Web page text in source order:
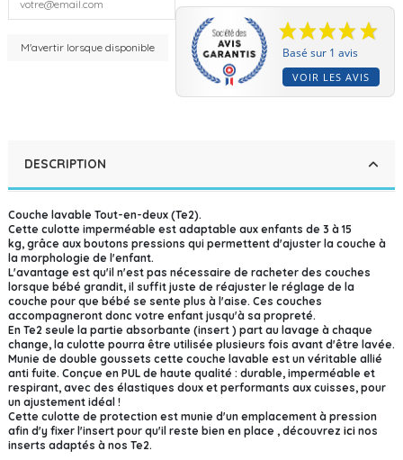
Basé sur 1 avis
VOIR LES AVIS
DESCRIPTION
Couche lavable Tout-en-deux (Te2).
Cette culotte imperméable est adaptable aux enfants de 3 à 15
kg, grâce aux boutons pressions qui permettent d'ajuster la couche à
la morphologie de l'enfant.
L'avantage est qu'il n'est pas nécessaire de racheter des couches
lorsque bébé grandit, il suffit juste de réajuster le réglage de la
couche pour que bébé se sente plus à l'aise. Ces couches
accompagneront donc votre enfant jusqu'à sa propreté.
En Te2 seule la partie absorbante (insert ) part au lavage à chaque
change, la culotte pourra être utilisée plusieurs fois avant d'être lavée.
Munie de double goussets cette couche lavable est un véritable allié
anti fuite. Conçue en PUL de haute qualité : durable, imperméable et
respirant, avec des élastiques doux et performants aux cuisses, pour
un ajustement idéal !
Cette culotte de protection est munie d'un emplacement à pression
afin d'y fixer l'insert pour qu'il reste bien en place , découvrez ici nos
inserts adaptés à nos Te2.